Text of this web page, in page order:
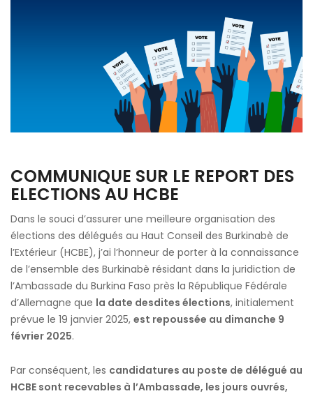
Burkinabé
de
l’Extérieur
(HCBE)
COMMUNIQUE SUR LE REPORT DES
ELECTIONS AU HCBE
Dans le souci d’assurer une meilleure organisation des
élections des délégués au Haut Conseil des Burkinabè de
l’Extérieur (HCBE), j’ai l’honneur de porter à la connaissance
de l’ensemble des Burkinabè résidant dans la juridiction de
l’Ambassade du Burkina Faso près la République Fédérale
d’Allemagne que la date desdites élections, initialement
prévue le 19 janvier 2025, est repoussée au dimanche 9
février 2025.
Par conséquent, les candidatures au poste de délégué au
HCBE sont recevables à l’Ambassade, les jours ouvrés,